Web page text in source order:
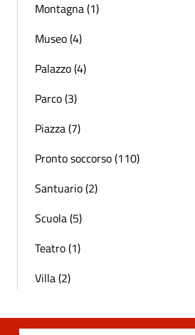
Montagna (1)
Museo (4)
Palazzo (4)
Parco (3)
Piazza (7)
Pronto soccorso (110)
Santuario (2)
Scuola (5)
Teatro (1)
Villa (2)